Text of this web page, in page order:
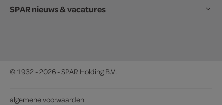
SPAR nieuws & vacatures
© 1932 - 2026 - SPAR Holding B.V.
algemene voorwaarden